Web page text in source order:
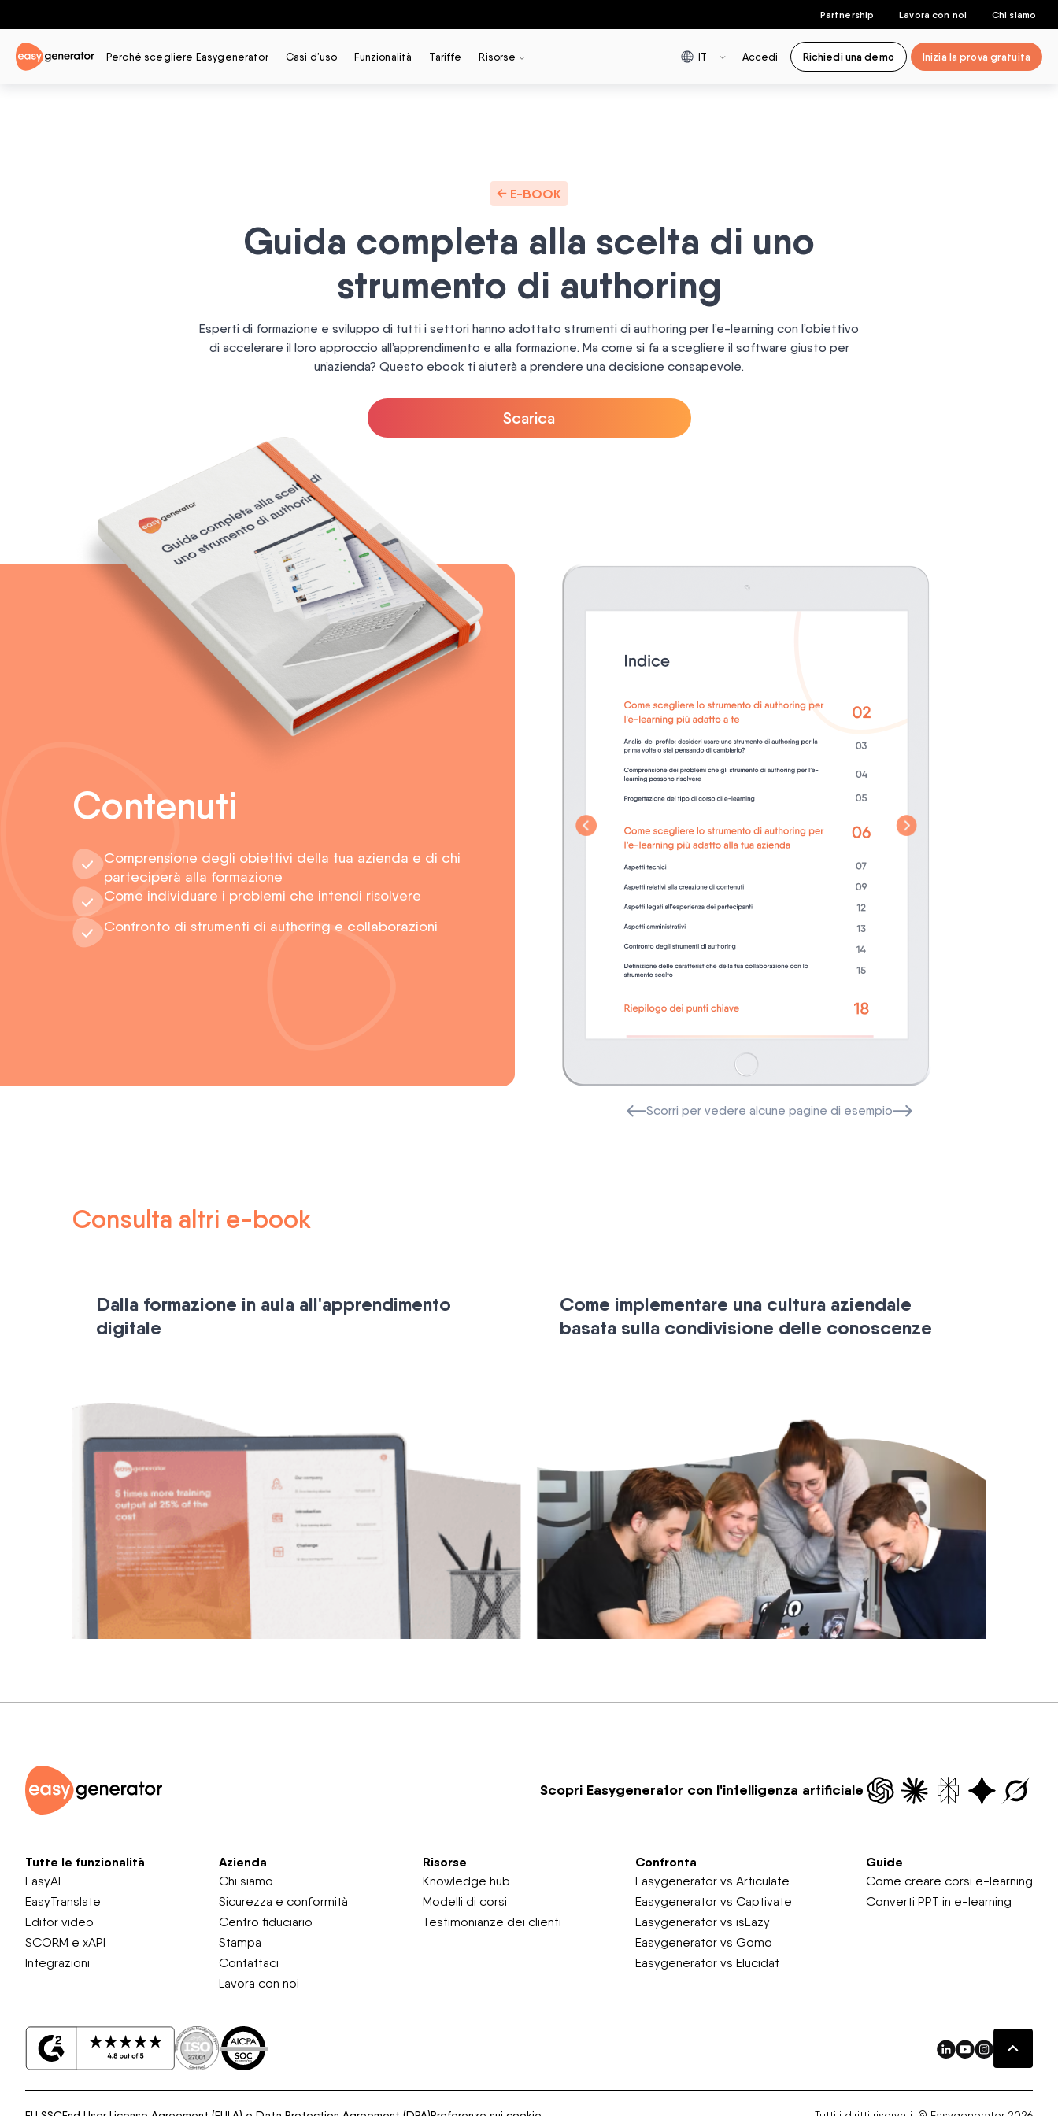
Partnership Lavora con noi Chi siamo
Perché scegliere Easygenerator Casi d’uso Funzionalità Tariffe Risorse IT Accedi Richiedi una demo Inizia la prova gratuita
E-BOOK
Guida completa alla scelta di uno
strumento di authoring
Esperti di formazione e sviluppo di tutti i settori hanno adottato strumenti di authoring per l’e-learning con l’obiettivo
di accelerare il loro approccio all’apprendimento e alla formazione. Ma come si fa a scegliere il software giusto per
un’azienda? Questo ebook ti aiuterà a prendere una decisione consapevole.
Scarica
Contenuti
Comprensione degli obiettivi della tua azienda e di chi
parteciperà alla formazione
Come individuare i problemi che intendi risolvere
Confronto di strumenti di authoring e collaborazioni
Scorri per vedere alcune pagine di esempio
Consulta altri e-book
Dalla formazione in aula all'apprendimento
digitale
Come implementare una cultura aziendale
basata sulla condivisione delle conoscenze
Scopri Easygenerator con l'intelligenza artificiale
Tutte le funzionalità
EasyAI
EasyTranslate
Editor video
SCORM e xAPI
Integrazioni
Azienda
Chi siamo
Sicurezza e conformità
Centro fiduciario
Stampa
Contattaci
Lavora con noi
Risorse
Knowledge hub
Modelli di corsi
Testimonianze dei clienti
Confronta
Easygenerator vs Articulate
Easygenerator vs Captivate
Easygenerator vs isEazy
Easygenerator vs Gomo
Easygenerator vs Elucidat
Guide
Come creare corsi e-learning
Converti PPT in e-learning